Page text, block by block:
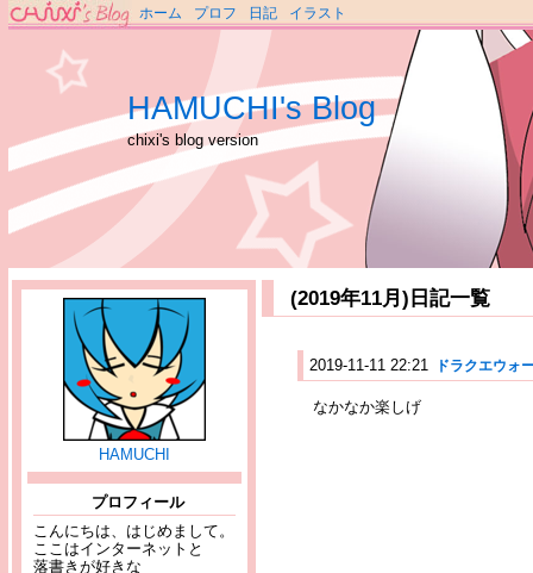
ホーム プロフ 日記 イラスト
HAMUCHI's Blog
chixi's blog version
HAMUCHI
プロフィール
こんにちは、はじめまして。
ここはインターネットと
落書きが好きな
(2019年11月)日記一覧
2019-11-11 22:21 ドラクエウォ
なかなか楽しげ